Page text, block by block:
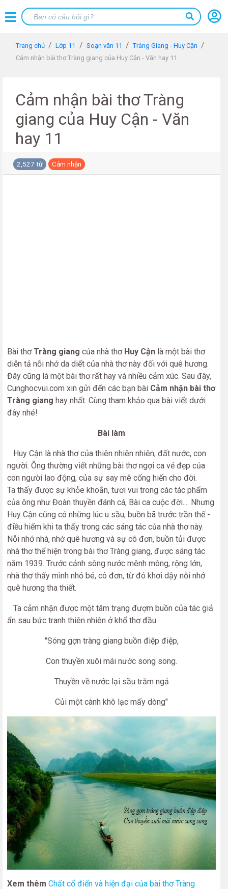
Trang chủ Lớp 11 Soạn văn 11
Tràng Giang - Huy Cận
Cảm nhận bài thơ Tràng giang của Huy Cận - Văn hay 11
Cảm nhận bài thơ Tràng
giang của Huy Cận - Văn
hay 11
2,527 từ Cảm nhận
Bài thơTràng giang của nhà thơ Huy Cận là một bài thơ
diễn tả nỗi nhớ da diết của nhà thơ này đối với quê hương.
Đây cũng là một bài thơ rất hay và nhiều cảm xúc. Sau đây,
Cunghocvui.com xin gửi đến các bạn bài Cảm nhận bài thơ
Tràng giang hay nhất. Cùng tham khảo qua bài viết dưới
đây nhé!
Bài làm
Huy Cận là nhà thơ của thiên nhiên nhiên, đất nước, con
người. Ông thường viết những bài thơ ngợi ca vẻ đẹp của
con người lao động, của sự say mê cống hiến cho đời.
Ta thấy được sự khỏe khoắn, tươi vui trong các tác phẩm
của ông như Đoàn thuyền đánh cá, Bài ca cuộc đời.... Nhưng
Huy Cận cũng có những lúc u sầu, buồn bã trước trần thế -
điều hiếm khi ta thấy trong các sáng tác của nhà thơ này.
Nỗi nhớ nhà, nhớ quê hương và sự cô đơn, buồn tủi được
nhà thơ thể hiện trong bài thơ Tràng giang, được sáng tác
năm 1939. Trước cảnh sông nước mênh mông, rộng lớn,
nhà thơ thấy mình nhỏ bé, cô đơn, từ đó khơi dậy nỗi nhớ
quê hương tha thiết.
Ta cảm nhận được một tâm trạng đượm buồn của tác giả
ẩn sau bức tranh thiên nhiên ở khổ thơ đầu:
"Sóng gợn tràng giang buồn điệp điệp,
Con thuyền xuôi mái nước song song.
Thuyền về nước lại sầu trăm ngả
Củi một cành khô lạc mấy dòng"
Xem thêm Chất cổ điển và hiện đại của bài thơ Tràng